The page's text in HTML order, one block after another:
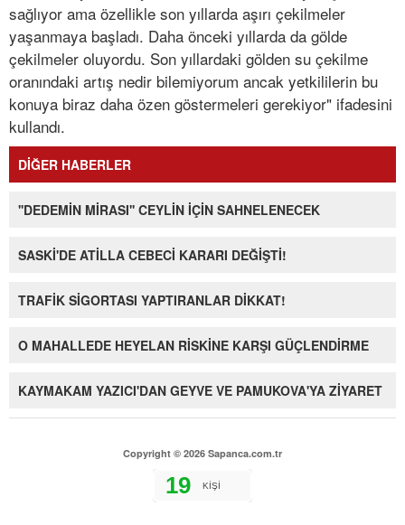
sağlıyor ama özellikle son yıllarda aşırı çekilmeler
yaşanmaya başladı. Daha önceki yıllarda da gölde
çekilmeler oluyordu. Son yıllardaki gölden su çekilme
oranındaki artış nedir bilemiyorum ancak yetkililerin bu
konuya biraz daha özen göstermeleri gerekiyor" ifadesini
kullandı.
DİĞER HABERLER
''DEDEMİN MİRASI'' CEYLİN İÇİN SAHNELENECEK
SASKİ'DE ATİLLA CEBECİ KARARI DEĞİŞTİ!
TRAFİK SİGORTASI YAPTIRANLAR DİKKAT!
O MAHALLEDE HEYELAN RİSKİNE KARŞI GÜÇLENDİRME
KAYMAKAM YAZICI'DAN GEYVE VE PAMUKOVA'YA ZİYARET
Copyright © 2026 Sapanca.com.tr